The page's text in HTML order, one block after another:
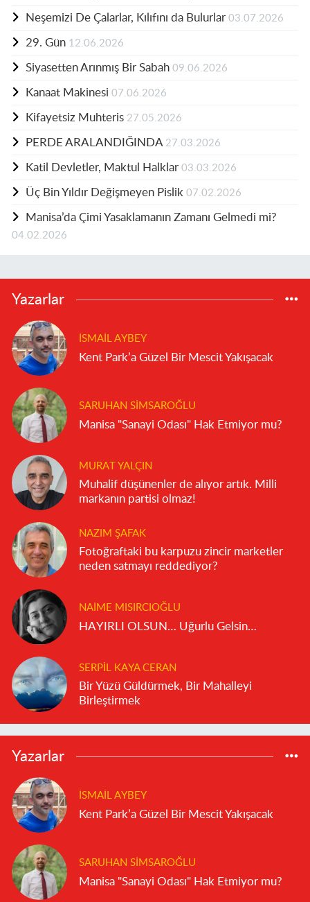
Neşemizi De Çalarlar, Kılıfını da Bulurlar 03.07.2026
29. Gün 12.06.2026
Siyasetten Arınmış Bir Sabah 09.06.2026
Kanaat Makinesi 07.06.2026
Kifayetsiz Muhteris 27.05.2026
PERDE ARALANDIĞINDA 27.03.2026
Katil Devletler, Maktul Halklar 03.03.2026
Üç Bin Yıldır Değişmeyen Pislik 07.02.2026
Manisa’da Çimi Yasaklamanın Zamanı Gelmedi mi?
04.02.2026
Yazarlar
İSMAIL AYBEY
Kent Park’a Güzel Bir Mescit Yakışacak
SARUHAN SIMSAROĞLU
Manisa "Sanayi Odası" Hak Etmiyor mu?
MURAT YALÇIN
Muhalif düşünenler de alıyor artık. Milli
markanın partisi olmaz!
NAZIM ŞAFAK
Fotoğraftaki bu karpuzu zincir marketler
neden satmayı reddediyor?
NAIME MISIRCIOĞLU
HAYIRLI OLSUN… Uğurlu Gelsin…
SERPIL KAYA CERAN
Bir Yüzü Güldürmek, Bir Mahalleyi
Birleştirmek
Yazarlar
İSMAIL AYBEY
Kent Park’a Güzel Bir Mescit Yakışacak
SARUHAN SIMSAROĞLU
Manisa "Sanayi Odası" Hak Etmiyor mu?